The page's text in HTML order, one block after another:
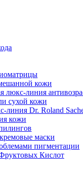
кожи
люкс-линия
сухой кожи
линия Dr. Roland
кожи
маски
пигментации
Кислот